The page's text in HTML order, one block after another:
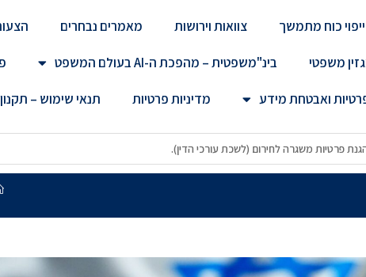
ייפוי כוח מתמשך צוואות וירושות מאמרים נבחרים
משפטי בינ"משפטית – מהפכת ה-AI בעולם המשפט
ואבטחת מידע מדיניות פרטיות תנאי שימוש –
בנושא הגנת פרטיות משגרה לחירום (לשכת עורכי הדין).